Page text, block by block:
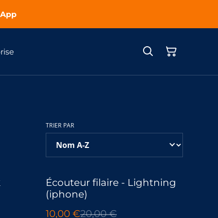
TRIER PAR
%
Écouteur filaire - Lightning
(iphone)
10,00 €20,00 €